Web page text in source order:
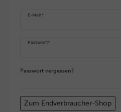
E-Mail*
Passwort*
Passwort vergessen?
Zum Endverbraucher-Shop